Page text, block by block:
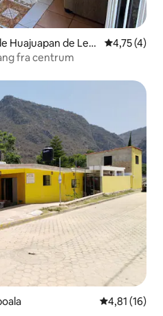
Huajuapan de Leó
4,75 ud af
4,75 (4)
fra centrum
4,81 ud af 5
4,81 (16)